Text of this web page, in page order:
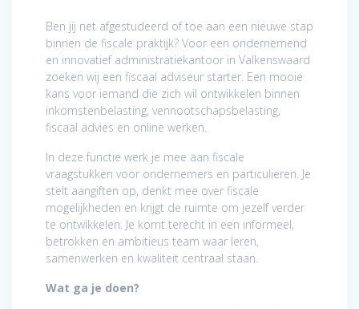
Ben jij net afgestudeerd of toe aan een nieuwe stap
binnen de fiscale praktijk? Voor een ondernemend
en innovatief administratiekantoor in Valkenswaard
zoeken wij een fiscaal adviseur starter. Een mooie
kans voor iemand die zich wil ontwikkelen binnen
inkomstenbelasting, vennootschapsbelasting,
fiscaal advies en online werken.
In deze functie werk je mee aan fiscale
vraagstukken voor ondernemers en particulieren. Je
stelt aangiften op, denkt mee over fiscale
mogelijkheden en krijgt de ruimte om jezelf verder
te ontwikkelen. Je komt terecht in een informeel,
betrokken en ambitieus team waar leren,
samenwerken en kwaliteit centraal staan.
Wat ga je doen?